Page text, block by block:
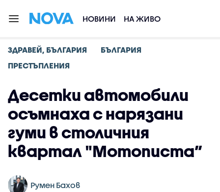
НОВИНИ НА ЖИВО
ЗДРАВЕЙ, БЪЛГАРИЯ
БЪЛГАРИЯ
ПРЕСТЪПЛЕНИЯ
Десетки автомобили
осъмнаха с нарязани
гуми в столичния
квартал "Мотописта”
Румен Бахов